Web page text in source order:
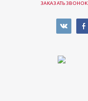
ЗАКАЗАТЬ ЗВОНОК